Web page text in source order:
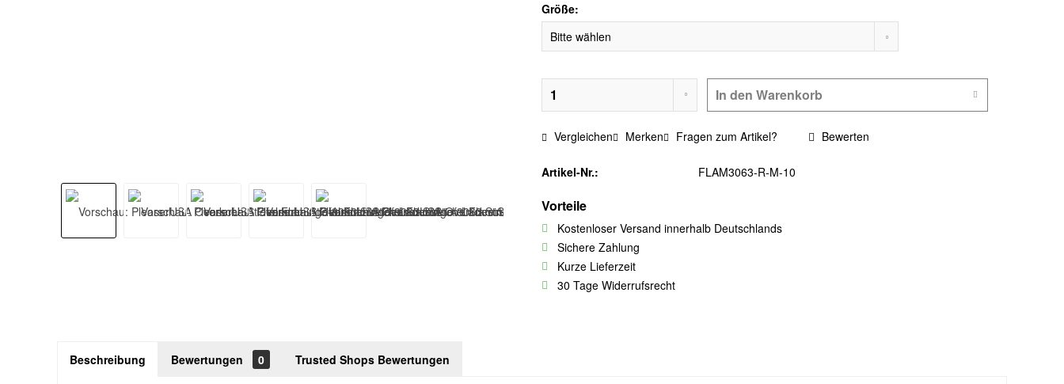
Größe:
In den Warenkorb
Vergleichen Merken Fragen zum Artikel? Bewerten
Artikel-Nr.: FLAM3063-R-M-10
Vorteile
Kostenloser Versand innerhalb Deutschlands
Sichere Zahlung
Kurze Lieferzeit
30 Tage Widerrufsrecht
Beschreibung Bewertungen 0 Trusted Shops Bewertungen